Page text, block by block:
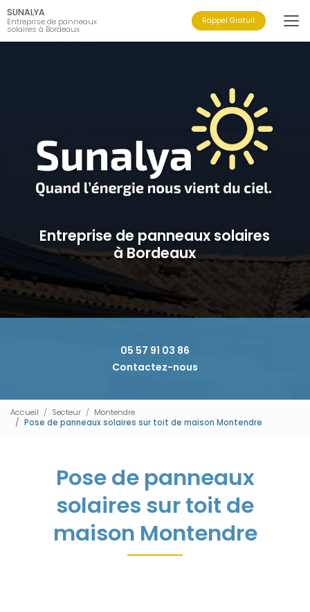
Aller
au
contenu
principal
SUNALYA
Entreprise de panneaux
solaires à Bordeaux
Rappel Gratuit
Entreprise de panneaux solaires
à Bordeaux
05 57 91 03 86
Contactez-nous
Accueil Secteur
Montendre
Pose de panneaux solaires sur toit de maison Montendre
Pose de panneaux
solaires sur toit de
maison Montendre